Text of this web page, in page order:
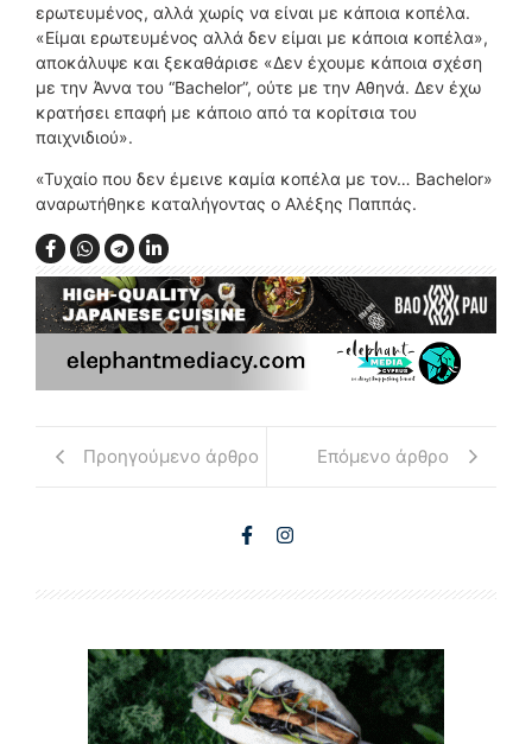
ερωτευμένος, αλλά χωρίς να είναι με κάποια κοπέλα.
«Είμαι ερωτευμένος αλλά δεν είμαι με κάποια κοπέλα»,
αποκάλυψε και ξεκαθάρισε «Δεν έχουμε κάποια σχέση
με την Άννα του “Bachelor”, ούτε με την Αθηνά. Δεν έχω
κρατήσει επαφή με κάποιο από τα κορίτσια του
παιχνιδιού».
«Τυχαίο που δεν έμεινε καμία κοπέλα με τον… Bachelor»
αναρωτήθηκε καταλήγοντας ο Αλέξης Παππάς.
Προηγούμενο άρθρο Επόμενο άρθρο